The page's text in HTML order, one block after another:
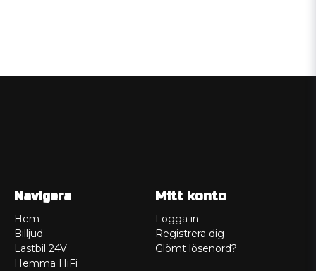
Navigera
Hem
Billjud
Lastbil 24V
Hemma HiFi
Mitt konto
Logga in
Registrera dig
Glömt lösenord?